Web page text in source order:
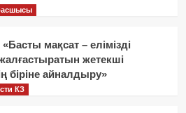
мақсат – елімізді
жетекші
біріне айналдыру»
КЗ